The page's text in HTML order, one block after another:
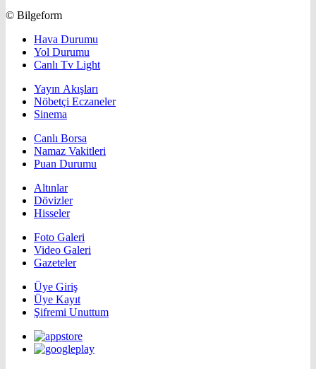
© Bilgeform
Hava Durumu
Yol Durumu
Canlı Tv Light
Yayın Akışları
Nöbetçi Eczaneler
Sinema
Canlı Borsa
Namaz Vakitleri
Puan Durumu
Altınlar
Dövizler
Hisseler
Foto Galeri
Video Galeri
Gazeteler
Üye Giriş
Üye Kayıt
Şifremi Unuttum